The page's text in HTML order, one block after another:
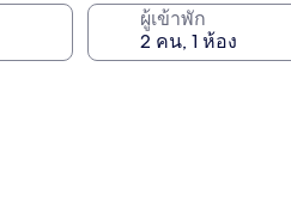
ผู้เข้าพัก